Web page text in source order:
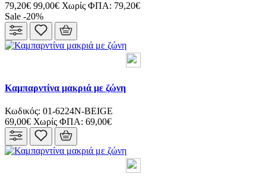
79,20€ 99,00€ Χωρίς ΦΠΑ: 79,20€
Sale -20%
Καμπαρντίνα μακριά με ζώνη
Κωδικός: 01-6224N-BEIGE
69,00€ Χωρίς ΦΠΑ: 69,00€